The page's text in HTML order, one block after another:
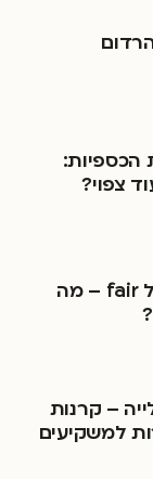
הכספיות:
צפוי?
אלעד שפר, מנכ״ל fair – מה
– קרנות
למשקיעים